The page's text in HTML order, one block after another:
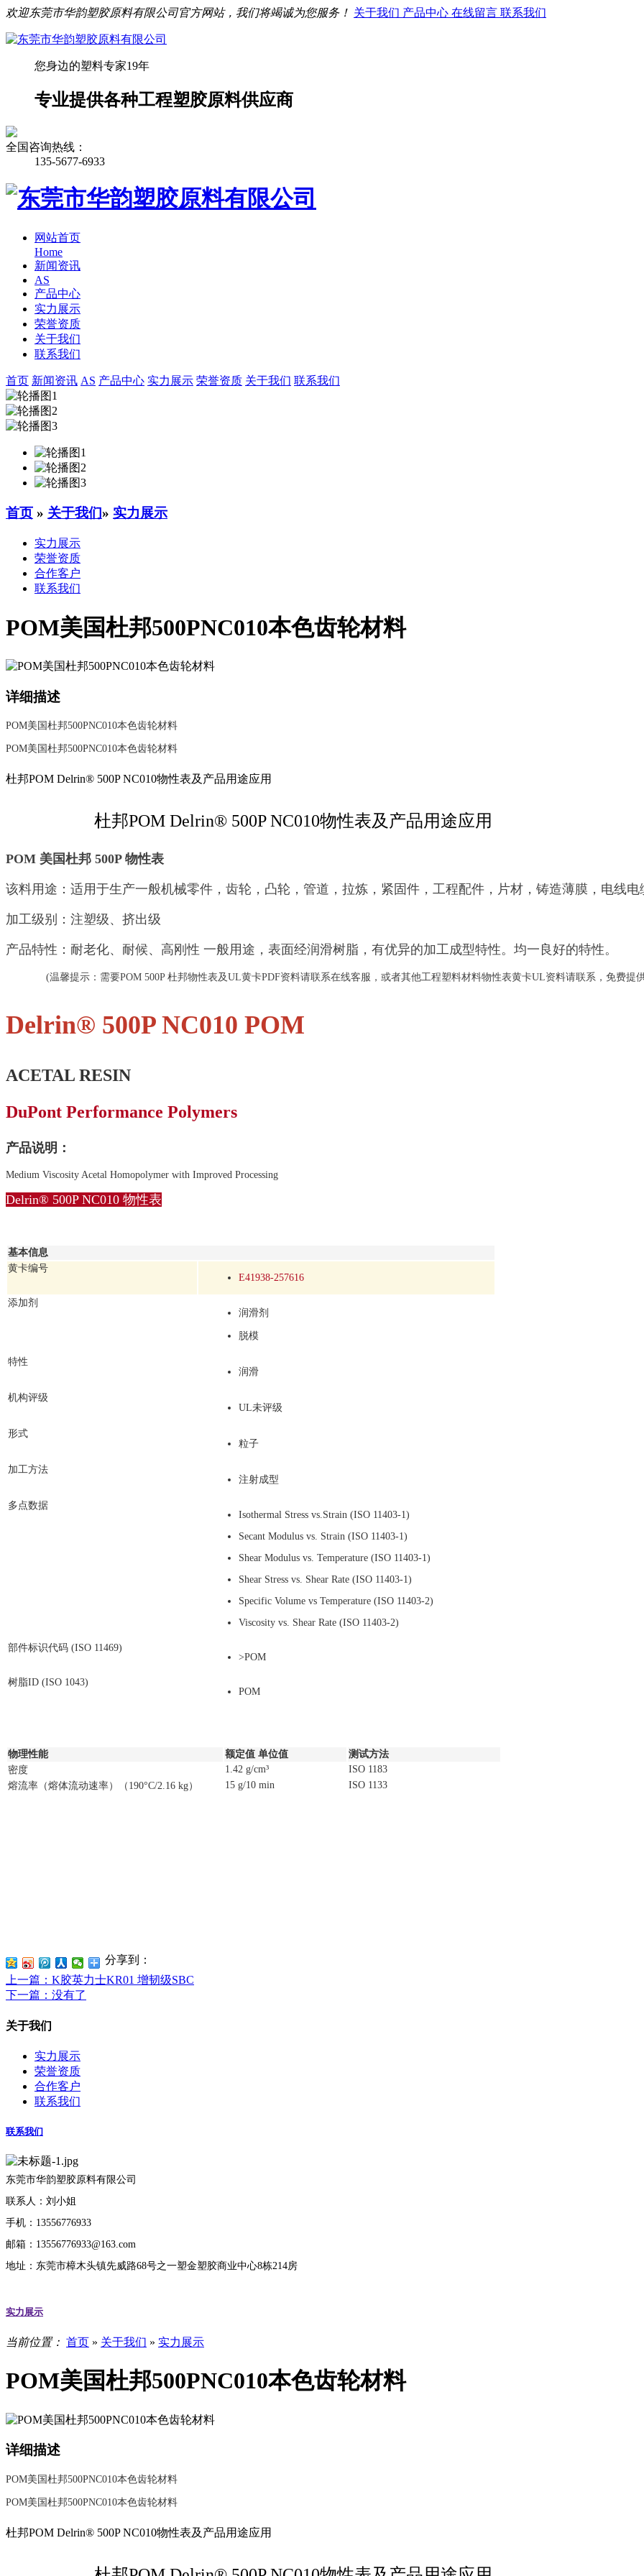
欢迎东莞市华韵塑胶原料有限公司官方网站，我们将竭诚为您服务！ 关于我们 产品中心 在线留言 联系我们
您身边的塑料专家19年
专业提供各种工程塑胶原料供应商
全国咨询热线：
135-5677-6933
网站首页
Home
新闻资讯
AS
产品中心
实力展示
荣誉资质
关于我们
联系我们
首页 新闻资讯 AS 产品中心 实力展示 荣誉资质 关于我们 联系我们
首页 » 关于我们» 实力展示
实力展示
荣誉资质
合作客户
联系我们
POM美国杜邦500PNC010本色齿轮材料
详细描述
POM美国杜邦500PNC010本色齿轮材料
POM美国杜邦500PNC010本色齿轮材料
杜邦POM Delrin® 500P NC010物性表及产品用途应用
杜邦POM Delrin® 500P NC010物性表及产品用途应用
POM 美国杜邦 500P 物性表
该料用途：适用于生产一般机械零件，齿轮，凸轮，管道，拉炼，紧固件，工程配件，片材，铸造薄膜，电线
加工级别：注塑级、挤出级
产品特性：耐老化、耐候、高刚性 一般用途，表面经润滑树脂，有优异的加工成型特性。均一良好的特性。
(温馨提示：需要POM 500P 杜邦物性表及UL黄卡PDF资料请联系在线客服，或者其他工程塑料材料物性表黄卡UL资料请联系，免费提
Delrin® 500P NC010 POM
ACETAL RESIN
DuPont Performance Polymers
产品说明：
Medium Viscosity Acetal Homopolymer with Improved Processing
Delrin® 500P NC010 物性表
基本信息
黄卡编号
E41938-257616
添加剂
润滑剂
脱模
特性
润滑
机构评级
UL未评级
形式
粒子
加工方法
注射成型
多点数据
Isothermal Stress vs.Strain (ISO 11403-1)
Secant Modulus vs. Strain (ISO 11403-1)
Shear Modulus vs. Temperature (ISO 11403-1)
Shear Stress vs. Shear Rate (ISO 11403-1)
Specific Volume vs Temperature (ISO 11403-2)
Viscosity vs. Shear Rate (ISO 11403-2)
部件标识代码 (ISO 11469)
>POM
树脂ID (ISO 1043)
POM
物理性能 额定值 单位值
测试方法
密度
1.42 g/cm³
ISO 1183
熔流率（熔体流动速率）（190°C/2.16 kg）
15 g/10 min ISO 1133
分享到：
上一篇 ：K胶英力士KR01 增韧级SBC
下一篇 ：没有了
关于我们
实力展示
荣誉资质
合作客户
联系我们
联系我们
东莞市华韵塑胶原料有限公司
联系人：刘小姐
手机：13556776933
邮箱：13556776933@163.com
地址：东莞市樟木头镇先威路68号之一塑金塑胶商业中心8栋214房
实力展示
当前位置： 首页 » 关于我们 » 实力展示
POM美国杜邦500PNC010本色齿轮材料
详细描述
POM美国杜邦500PNC010本色齿轮材料
POM美国杜邦500PNC010本色齿轮材料
杜邦POM Delrin® 500P NC010物性表及产品用途应用